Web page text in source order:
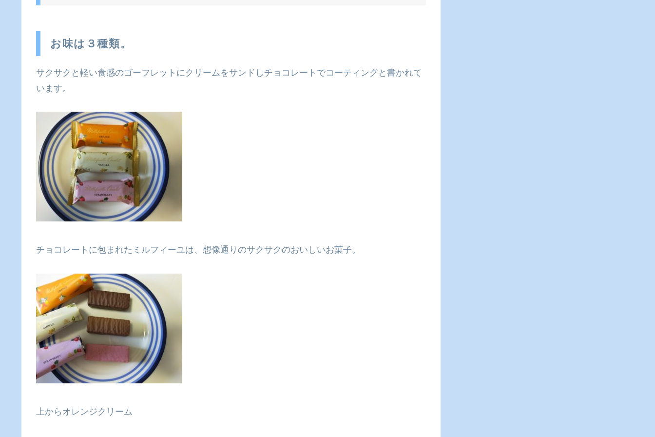
お味は３種類。
サクサクと軽い食感のゴーフレットにクリームをサンドしチョコレートでコーティングと書かれて
います。
チョコレートに包まれたミルフィーユは、想像通りのサクサクのおいしいお菓子。
上からオレンジクリーム